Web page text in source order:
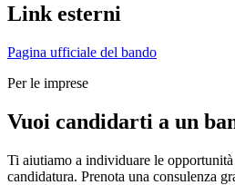
Link esterni
Pagina ufficiale del bando
Per le imprese
Vuoi candidarti a un
Ti aiutiamo a individuare le opportunità
candidatura. Prenota una consulenza